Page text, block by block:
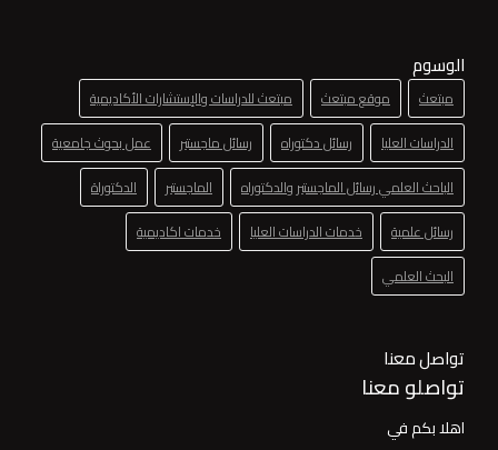
الوسوم
مبتعث موقع مبتعث
مبتعث للدراسات والإستشارات الأكاديمية
الدراسات العليا
رسائل دكتوراه رسائل ماجستير
عمل بحوث جامعية
الباحث العلمي رسائل الماجستير والدكتوراه
الماجستير
الدكتوراة
رسائل علمية
خدمات الدراسات العليا
خدمات اكاديمية
البحث العلمي
تواصل معنا
تواصلو معنا
اهلا بكم في